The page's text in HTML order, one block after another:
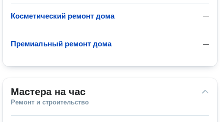
—
Косметический ремонт дома
—
Премиальный ремонт дома
Мастера на час
Ремонт и строительство